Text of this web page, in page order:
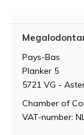
Pays-Bas
Planker 5
5721 VG -
Chamber of
VAT-number: